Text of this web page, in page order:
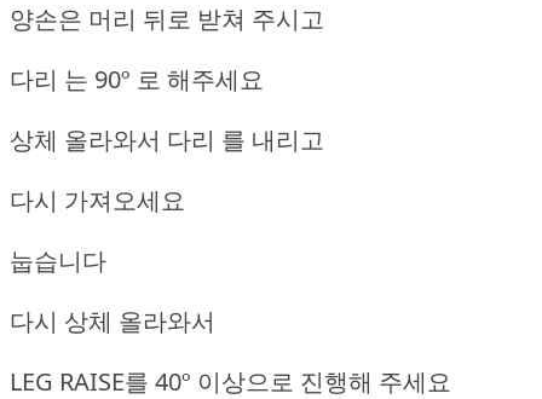
양손은 머리 뒤로 받쳐 주시고
다리 는 90º 로 해주세요
상체 올라와서 다리 를 내리고
다시 가져오세요
눕습니다
다시 상체 올라와서
LEG RAISE를 40º 이상으로 진행해 주세요